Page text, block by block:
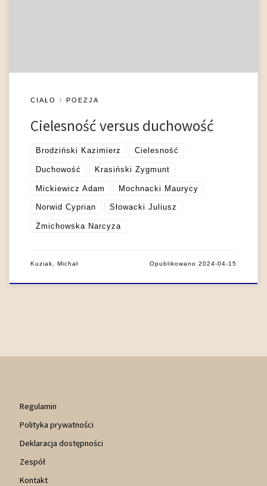
CIAŁO POEZJA
Cielesność versus duchowość
Brodziński Kazimierz Cielesność
Duchowość Krasiński Zygmunt
Mickiewicz Adam Mochnacki Maurycy
Norwid Cyprian Słowacki Juliusz
Żmichowska Narcyza
Kuziak, Michał Opublikowano2024-04-15
Regulamin
Polityka prywatności
Deklaracja dostępności
Zespół
Kontakt